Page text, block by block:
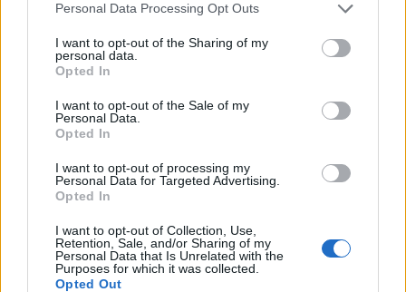
Personal Data Processing Opt Outs
I want to opt-out of the Sharing of my
personal data.
Opted In
I want to opt-out of the Sale of my
Personal Data.
Opted In
I want to opt-out of processing my
Personal Data for Targeted Advertising.
Opted In
I want to opt-out of Collection, Use,
Retention, Sale, and/or Sharing of my
Personal Data that Is Unrelated with the
Purposes for which it was collected.
Opted Out
dhe persona ende të
bllokuar nën rrënoja
gjendje të rëndë
Tërmeti 7.4 ballë godet
Kolumbinë, pezullohen
mësimet dhe shemben
pjesë spitalesh; SHBA
ofron mbështetje
Ukraina paralajmëron
sulm të mundshëm me
së rëndë me dronë në
Rusi